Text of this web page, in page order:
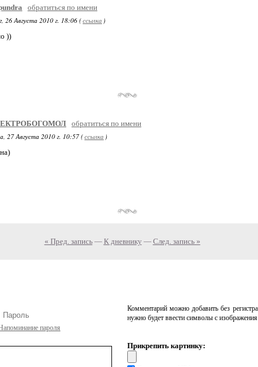
обратиться по имени
26 Августа 2010 г. 18:06 (ссылка )
))
обратиться по имени
27 Августа 2010 г. 10:57 (ссылка )
« Пред. запись— К дневнику — След. запись »
пароля
Комментарий можно добавить без
нужно будет ввести символы с изображения
Прикрепить картинку: